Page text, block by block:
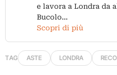
e lavora a Londra da
Bucolo…
Scopri di più
TAG ASTE LONDRA